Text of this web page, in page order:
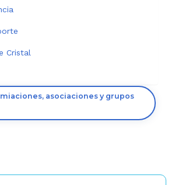
Cristal
asociaciones y grupos